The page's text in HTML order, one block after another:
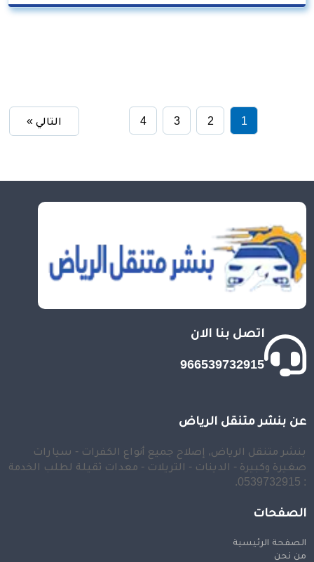
1
2
3
4 التالي »
اتصل بنا الان
966539732915
عن بنشر متنقل الرياض
بنشر متنقل الرياض, إصلاح جميع أنواع الكفرات - سيارات
صغيرة وكبيرة - الدينات - التريلات - معدات ثقيلة لطلب الخدمة
: 0539732915.
الصفحات
الصفحة الرئيسية
من نحن